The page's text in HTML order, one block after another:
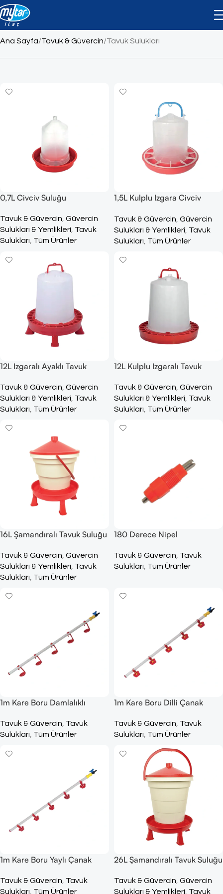
Tavuk Sulukları
Ana Sayfa Tavuk & Güvercin Tavuk Sulukları
0,7L Civciv Suluğu
Tavuk & Güvercin Güvercin
Sulukları & Yemlikleri Tavuk
Sulukları Tüm Ürünler
1,5L Kulplu Izgara Civciv
Tavuk & Güvercin Güvercin
Sulukları & Yemlikleri Tavuk
Sulukları Tüm Ürünler
12L Izgaralı Ayaklı Tavuk
Tavuk & Güvercin Güvercin
Sulukları & Yemlikleri Tavuk
Sulukları Tüm Ürünler
12L Kulplu Izgaralı Tavuk
Tavuk & Güvercin Güvercin
Sulukları & Yemlikleri Tavuk
Sulukları Tüm Ürünler
16L Şamandıralı Tavuk Suluğu
Tavuk & Güvercin Güvercin
Sulukları & Yemlikleri Tavuk
Sulukları Tüm Ürünler
180 Derece Nipel
Tavuk & Güvercin Tavuk
Sulukları Tüm Ürünler
1m Kare Boru Damlalıklı
Tavuk & Güvercin, Tavuk
Sulukları, Tüm Ürünler
1m Kare Boru Dilli Çanak
Tavuk & Güvercin Tavuk
Sulukları Tüm Ürünler
1m Kare Boru Yaylı Çanak
Tavuk & Güvercin, Tavuk
Sulukları, Tüm Ürünler
26L Şamandıralı Tavuk Suluğu
Tavuk & Güvercin, Güvercin
Sulukları & Yemlikleri, Tavuk